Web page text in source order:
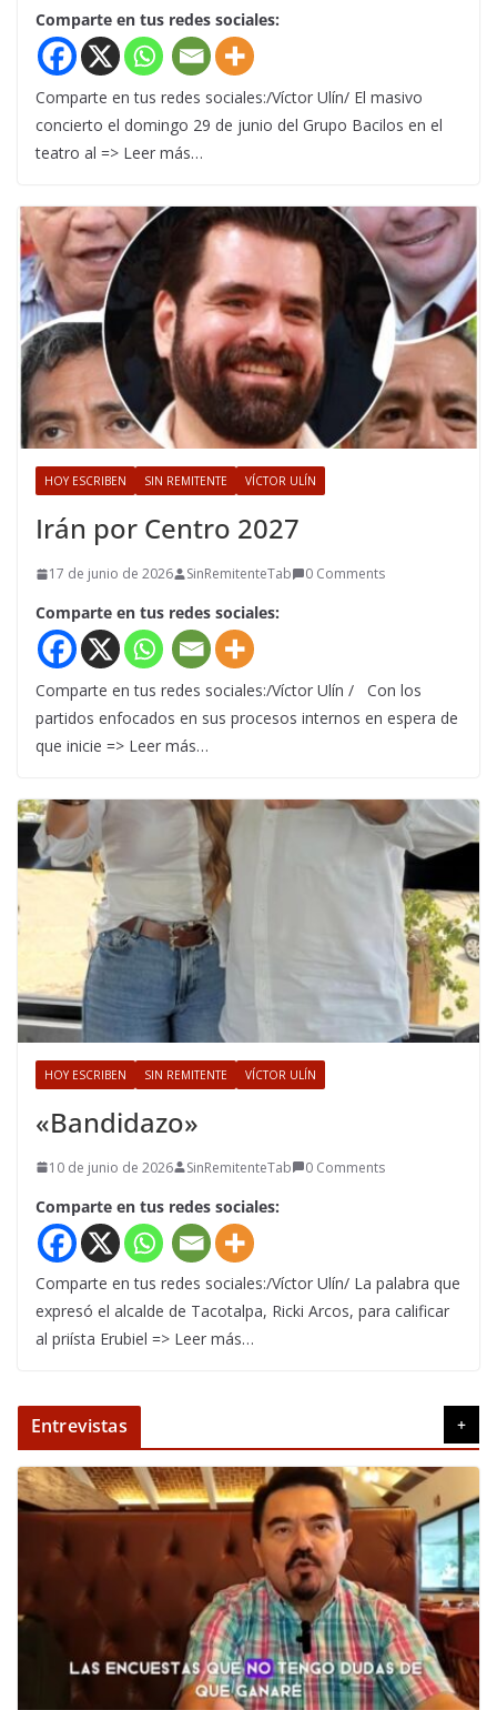
Comparte en tus redes sociales:
Comparte en tus redes sociales:/Víctor Ulín/ El masivo
concierto el domingo 29 de junio del Grupo Bacilos en el
teatro al => Leer más…
HOY ESCRIBEN SIN REMITENTE VÍCTOR ULÍN
Irán por Centro 2027
17 de junio de 2026 SinRemitenteTab 0 Comments
Comparte en tus redes sociales:
Comparte en tus redes sociales:/Víctor Ulín / Con los
partidos enfocados en sus procesos internos en espera de
que inicie => Leer más…
HOY ESCRIBEN SIN REMITENTE VÍCTOR ULÍN
«Bandidazo»
10 de junio de 2026 SinRemitenteTab 0 Comments
Comparte en tus redes sociales:
Comparte en tus redes sociales:/Víctor Ulín/ La palabra que
expresó el alcalde de Tacotalpa, Ricki Arcos, para calificar
al priísta Erubiel => Leer más…
Entrevistas +